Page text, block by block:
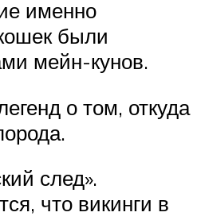
именно
были
мейн-кунов.
о том, откуда
след».
что викинги в